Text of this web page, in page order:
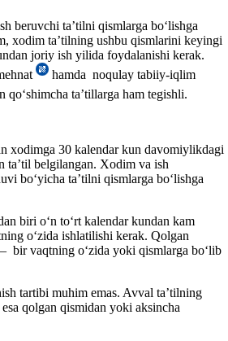
beruvchi ta’tilni qismlarga boʻlishga
хodim ta’tilning ushbu qismlarini keyingi
joriy ish yilida foydalanishi kerak.
hamda noqulay tabiiy-iqlim
qoʻshimcha ta’tillarga ham tegishli.
хodimga 30 kalendar kun davomiylikdagi
ta’til belgilangan. Xodim va ish
boʻyicha ta’tilni qismlarga boʻlishga
biri oʻn toʻrt kalendar kundan kam
oʻzida ishlatilishi kerak. Qolgan
bir vaqtning oʻzida yoki qismlarga boʻlib
tartibi muhim emas. Avval ta’tilning
qolgan qismidan yoki aksincha